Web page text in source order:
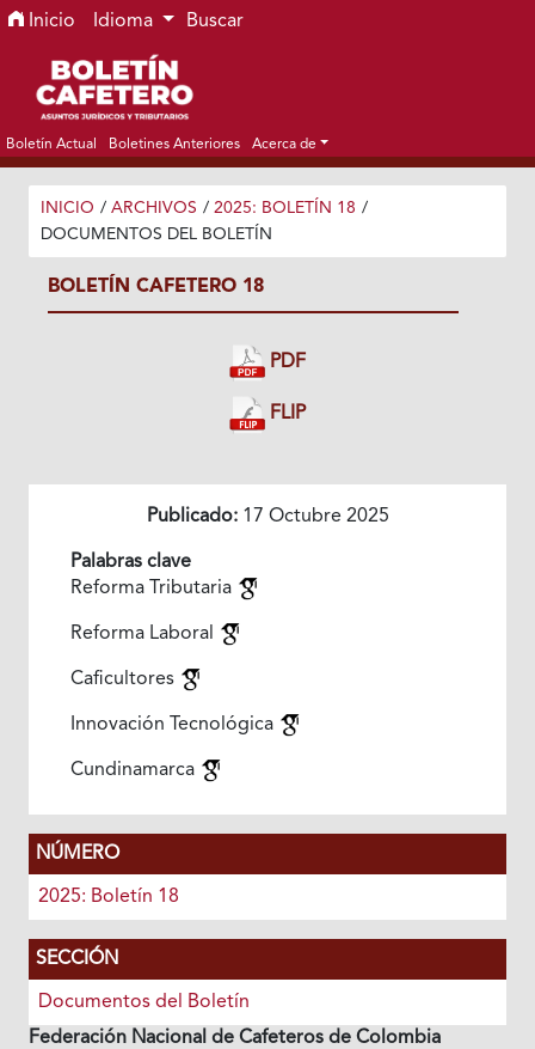
Ir al menú de navegación principal
Ir al contenido principal
Ir al pie de página del sitio
Inicio Idioma Buscar
Boletín Actual Boletines Anteriores Acerca de
INICIO / ARCHIVOS / 2025: BOLETÍN 18 /
DOCUMENTOS DEL BOLETÍN
BOLETÍN CAFETERO 18
PDF
FLIP
Publicado:17 Octubre 2025
Palabras clave
Reforma Tributaria
Reforma Laboral
Caficultores
Innovación Tecnológica
Cundinamarca
NÚMERO
2025: Boletín 18
SECCIÓN
Documentos del Boletín
Federación Nacional de Cafeteros de Colombia